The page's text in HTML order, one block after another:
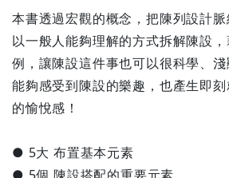
本書透過宏觀的概念，把陳列設計
以一般人能夠理解的方式拆解陳設
例，讓陳設這件事也可以很科學、
能夠感受到陳設的樂趣，也產生即
的愉悅感！
● 5大 布置基本元素